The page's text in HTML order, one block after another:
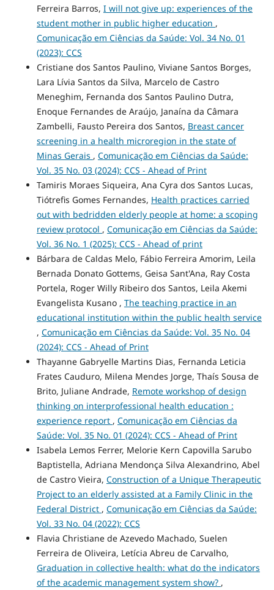
Ferreira Barros, I will not give up: experiences of the
student mother in public higher education ,
Comunicação em Ciências da Saúde: Vol. 34 No. 01
(2023): CCS
Cristiane dos Santos Paulino, Viviane Santos Borges,
Lara Lívia Santos da Silva, Marcelo de Castro
Meneghim, Fernanda dos Santos Paulino Dutra,
Enoque Fernandes de Araújo, Janaína da Câmara
Zambelli, Fausto Pereira dos Santos, Breast cancer
screening in a health microregion in the state of
Minas Gerais , Comunicação em Ciências da Saúde:
Vol. 35 No. 03 (2024): CCS - Ahead of Print
Tamiris Moraes Siqueira, Ana Cyra dos Santos Lucas,
Tiótrefis Gomes Fernandes, Health practices carried
out with bedridden elderly people at home: a scoping
review protocol , Comunicação em Ciências da Saúde:
Vol. 36 No. 1 (2025): CCS - Ahead of print
Bárbara de Caldas Melo, Fábio Ferreira Amorim, Leila
Bernada Donato Gottems, Geisa Sant'Ana, Ray Costa
Portela, Roger Willy Ribeiro dos Santos, Leila Akemi
Evangelista Kusano , The teaching practice in an
educational institution within the public health service
, Comunicação em Ciências da Saúde: Vol. 35 No. 04
(2024): CCS - Ahead of Print
Thayanne Gabryelle Martins Dias, Fernanda Leticia
Frates Cauduro, Milena Mendes Jorge, Thaís Sousa de
Brito, Juliane Andrade, Remote workshop of design
thinking on interprofessional health education :
experience report , Comunicação em Ciências da
Saúde: Vol. 35 No. 01 (2024): CCS - Ahead of Print
Isabela Lemos Ferrer, Melorie Kern Capovilla Sarubo
Baptistella, Adriana Mendonça Silva Alexandrino, Abel
de Castro Vieira, Construction of a Unique Therapeutic
Project to an elderly assisted at a Family Clinic in the
Federal District , Comunicação em Ciências da Saúde:
Vol. 33 No. 04 (2022): CCS
Flavia Christiane de Azevedo Machado, Suelen
Ferreira de Oliveira, Letícia Abreu de Carvalho,
Graduation in collective health: what do the indicators
of the academic management system show? ,